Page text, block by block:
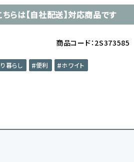
ちらは【自社配送】対応商品です
商品コード：2S373585
暮らし 便利 ホワイト